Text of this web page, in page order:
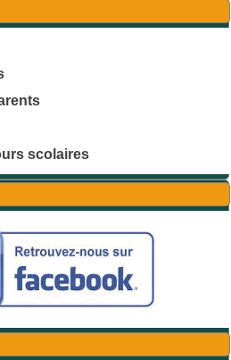
scolaires